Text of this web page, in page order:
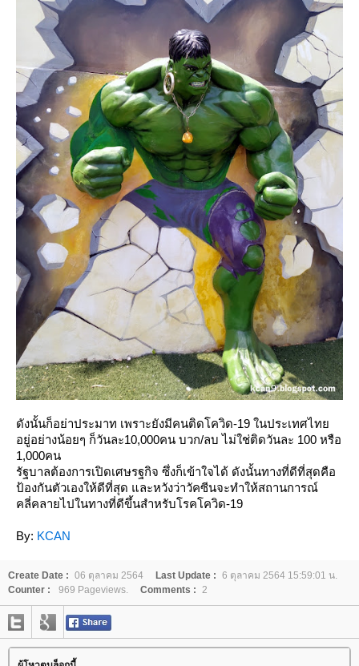
ดังนั้นก็อย่าประมาท เพราะยังมีคนติดโควิด-19 ในประเทศไท
อยู่อย่างน้อยๆ ก็วันละ10,000คน บวก/ลบ ไม่ใช่ติดวันละ 100 หรือ
1,000คน
รัฐบาลต้องการเปิดเศษรฐกิจ ซึ่งก็เข้าใจได้ ดังนั้นทางที่ดีที่สุดคือ
ป้องกันตัวเองให้ดีที่สุด และหวังว่าวัคซีนจะทำให้สถานการณ์
คลี่คลายไปในทางที่ดีขึ้นสำหรับโรคโควิด-19
By: KCAN
Create Date : 06 ตุลาคม 2564 Last Update : 6 ตุลาคม 2564 15:59:01 น.
Counter :
969 Pageviews. Comments : 2